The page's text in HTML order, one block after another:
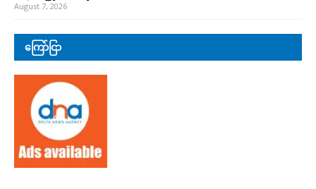
August 7, 2026
ကြော်ငြာ